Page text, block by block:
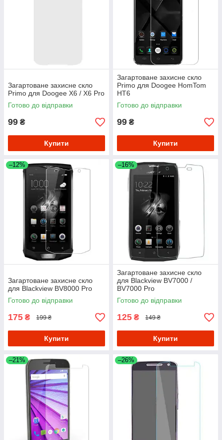
Загартоване захисне скло
Primo для Doogee X6 / X6 Pro
Готово до відправки
99 ₴
Купити
Загартоване захисне скло
Primo для Doogee HomTom
HT6
Готово до відправки
99 ₴
Купити
–12%
Загартоване захисне скло
для Blackview BV8000 Pro
Готово до відправки
175 ₴ 199 ₴
Купити
–16%
Загартоване захисне скло
для Blackview BV7000 /
BV7000 Pro
Готово до відправки
125 ₴ 149 ₴
Купити
–21% –26%